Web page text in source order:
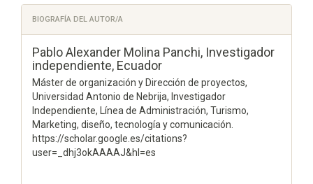
BIOGRAFÍA DEL AUTOR/A
Pablo Alexander Molina Panchi, Investigador
independiente, Ecuador
Máster de organización y Dirección de proyectos,
Universidad Antonio de Nebrija, Investigador
Independiente, Línea de Administración, Turismo,
Marketing, diseño, tecnología y comunicación.
https://scholar.google.es/citations?
user=_dhj3okAAAAJ&hl=es